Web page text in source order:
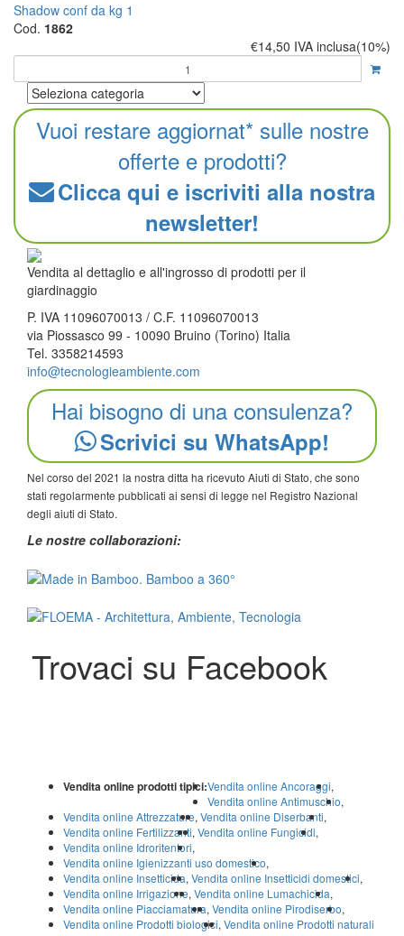
Shadow conf da kg 1
Cod. 1862
€14,50 IVA inclusa(10%)
Vuoi restare aggiornat* sulle nostre
offerte e prodotti?
Clicca qui e iscriviti alla nostra
newsletter!
Vendita al dettaglio e all'ingrosso di prodotti per il
giardinaggio
P. IVA 11096070013 / C.F. 11096070013
via Piossasco 99 - 10090 Bruino (Torino) Italia
Tel. 3358214593
info@tecnologieambiente.com
Hai bisogno di una consulenza?
Scrivici su WhatsApp!
Nel corso del 2021 la nostra ditta ha ricevuto Aiuti di Stato, che sono
stati regolarmente pubblicati ai sensi di legge nel Registro Nazional
degli aiuti di Stato.
Le nostre collaborazioni:
Trovaci su Facebook
Vendita online prodotti tipici:Vendita online Ancoraggi,
Vendita online Antimuschio,
Vendita online Attrezzature, Vendita online Diserbanti,
Vendita online Fertilizzanti, Vendita online Fungicidi,
Vendita online Idroritentori,
Vendita online Igienizzanti uso domestico,
Vendita online Insetticida, Vendita online Insetticidi domestici,
Vendita online Irrigazione, Vendita online Lumachicida,
Vendita online Piacciamatura, Vendita online Pirodiserbo,
Vendita online Prodotti biologici, Vendita online Prodotti naturali